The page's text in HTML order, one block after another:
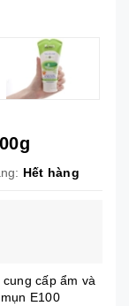
Hết hàng
cấp ẩm và
E100